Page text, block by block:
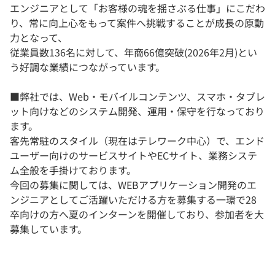
エンジニアとして「お客様の魂を揺さぶる仕事」にこだわ
り、常に向上心をもって案件へ挑戦することが成長の原動
力となって、
従業員数136名に対して、年商66億突破(2026年2月)とい
う好調な業績につながっています。
■弊社では、Web・モバイルコンテンツ、スマホ・タブレ
ット向けなどのシステム開発、運用・保守を行なっており
ます。
客先常駐のスタイル（現在はテレワーク中心）で、エンド
ユーザー向けのサービスサイトやECサイト、業務システ
ム全般を手掛けております。
今回の募集に関しては、WEBアプリケーション開発のエ
ンジニアとしてご活躍いただける方を募集する一環で28
卒向けの方へ夏のインターンを開催しており、参加者を大
募集しています。